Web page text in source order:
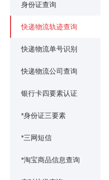
身份证查询
快递物流轨迹查询
快递物流单号识别
快递物流公司查询
银行卡四要素认证
*身份证三要素
*三网短信
*淘宝商品信息查询